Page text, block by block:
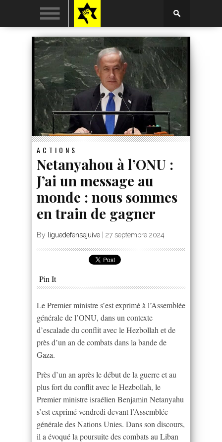
ACTIONS
Netanyahou à l’ONU :
J’ai un message au
monde : nous sommes
en train de gagner
By liguedefensejuive 27 septembre 2024
Pin It
Le Premier ministre s’est exprimé à l’Assemblée
générale de l’ONU, dans un contexte
d’escalade du conflit avec le Hezbollah et de
près d’un an de combats dans la bande de
Gaza.
Près d’un an après le début de la guerre et au
plus fort du conflit avec le Hezbollah, le
Premier ministre israélien Benjamin Netanyahu
s’est exprimé vendredi devant l’Assemblée
générale des Nations Unies. Dans son discours,
il a évoqué la poursuite des combats au Liban